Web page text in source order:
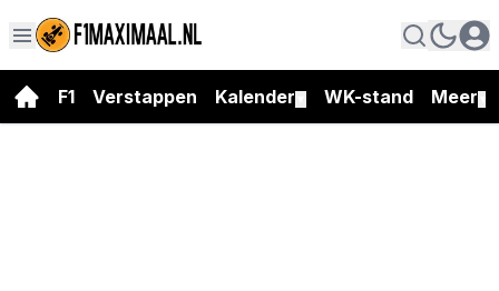
F1 Verstappen Kalender WK-stand Meer